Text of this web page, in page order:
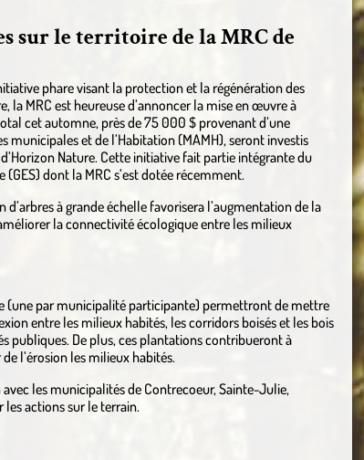
sur le territoire de la MRC de
phare visant la protection et la régénération des
la MRC est heureuse d’annoncer la mise en œuvre à
cet automne, près de 75 000 $ provenant d’une
municipales et de l’Habitation (MAMH), seront investis
Nature. Cette initiative fait partie intégrante du
dont la MRC s’est dotée récemment.
à grande échelle favorisera l’augmentation de la
la connectivité écologique entre les milieux
(une par municipalité participante) permettront de mettre
entre les milieux habités, les corridors boisés et les bois
publiques. De plus, ces plantations contribueront à
l’érosion les milieux habités.
les municipalités de Contrecoeur, Sainte-Julie,
les actions sur le terrain.